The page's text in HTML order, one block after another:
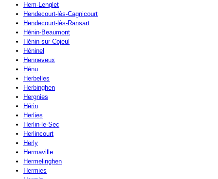
Hem-Lenglet
Hendecourt-lès-Cagnicourt
Hendecourt-lès-Ransart
Hénin-Beaumont
Hénin-sur-Cojeul
Héninel
Henneveux
Hénu
Herbelles
Herbinghen
Hergnies
Hérin
Herlies
Herlin-le-Sec
Herlincourt
Herly
Hermaville
Hermelinghen
Hermies